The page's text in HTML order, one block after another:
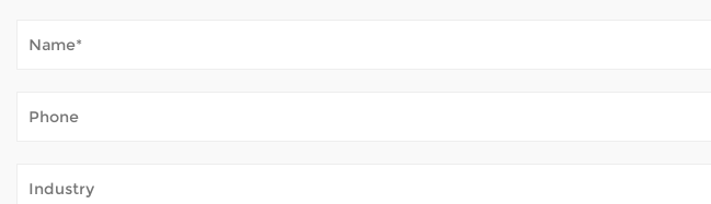
Jak Mobility Scooter zvládá venkovní počasí?
– bez neustálé únavy. Když je skútr pravidelně používán venku, setkává se s deštěm, s...